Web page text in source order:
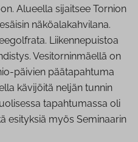
Alueella sijaitsee Tornion
näköalakahvilana.
Liikennepuistoa
Vesitorninmäellä on
päivien päätapahtuma
kävijöitä neljän tunnin
tapahtumassa oli
esityksiä myös Seminaarin